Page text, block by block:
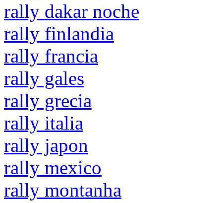
rally dakar noche
rally finlandia
rally francia
rally gales
rally grecia
rally italia
rally japon
rally mexico
rally montanha